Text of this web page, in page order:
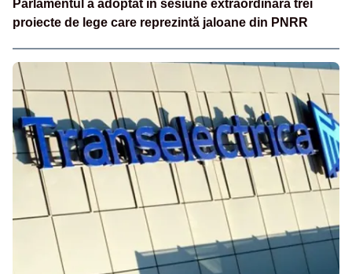
Parlamentul a adoptat în sesiune extraordinară trei
proiecte de lege care reprezintă jaloane din PNRR